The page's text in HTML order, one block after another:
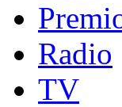
Radio
TV